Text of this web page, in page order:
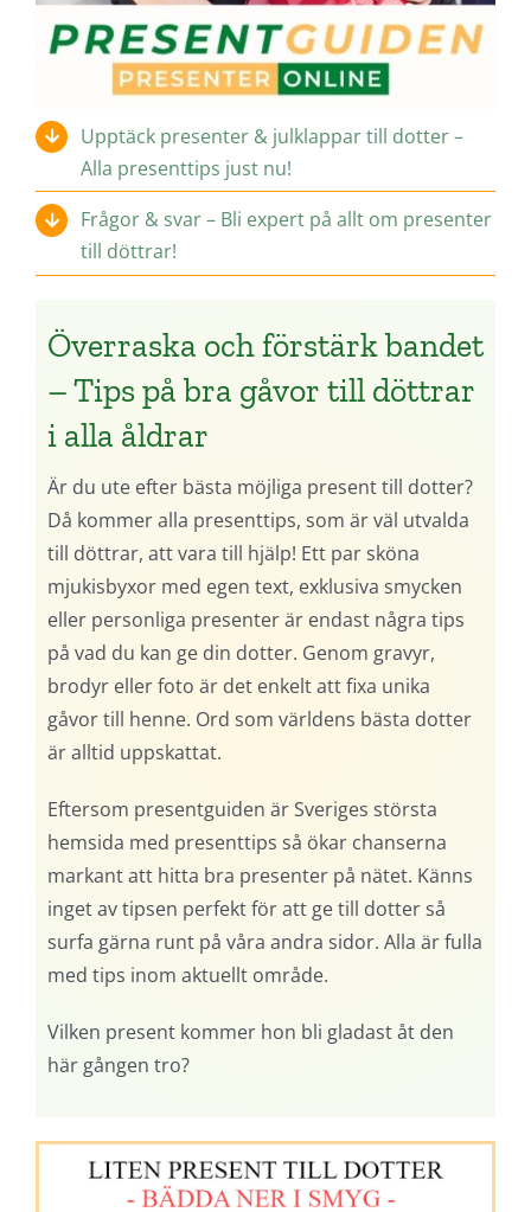
Upptäck presenter & julklappar till dotter –
Alla presenttips just nu!
Frågor & svar – Bli expert på allt om presenter
till döttrar!
Överraska och förstärk bandet
– Tips på bra gåvor till döttrar
i alla åldrar
Är du ute efter bästa möjliga present till dotter?
Då kommer alla presenttips, som är väl utvalda
till döttrar, att vara till hjälp! Ett par sköna
mjukisbyxor med egen text, exklusiva smycken
eller personliga presenter är endast några tips
på vad du kan ge din dotter. Genom gravyr,
brodyr eller foto är det enkelt att fixa unika
gåvor till henne. Ord som världens bästa dotter
är alltid uppskattat.
Eftersom presentguiden är Sveriges största
hemsida med presenttips så ökar chanserna
markant att hitta bra presenter på nätet. Känns
inget av tipsen perfekt för att ge till dotter så
surfa gärna runt på våra andra sidor. Alla är fulla
med tips inom aktuellt område.
Vilken present kommer hon bli gladast åt den
här gången tro?